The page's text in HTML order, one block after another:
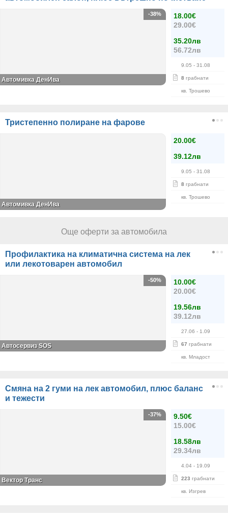
18.00€
29.00€
35.20лв
56.72лв
9.05 - 31.08
8 грабнати
кв. Трошево
-38%
Автомивка ДенИва
Тристепенно полиране на фарове
20.00€
39.12лв
9.05 - 31.08
8 грабнати
кв. Трошево
Автомивка ДенИва
Още оферти за автомобила
Профилактика на климатична система на лек
или лекотоварен автомобил
10.00€
20.00€
19.56лв
39.12лв
27.06 - 1.09
67 грабнати
кв. Младост
-50%
Автосервиз SOS
Смяна на 2 гуми на лек автомобил, плюс баланс
и тежести
9.50€
15.00€
18.58лв
29.34лв
4.04 - 19.09
223 грабнати
кв. Изгрев
-37%
Вектор Транс